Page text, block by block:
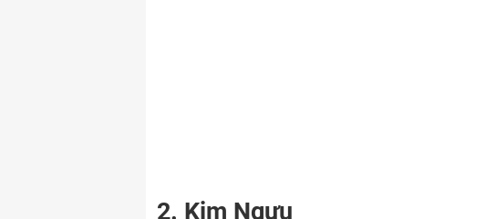
2. Kim Ngưu